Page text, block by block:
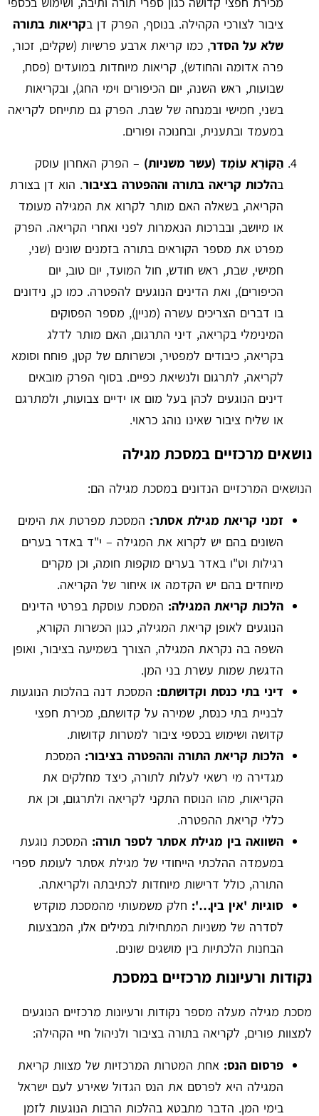
ציבור לצורכי הקהילה. בנוסף, הפרק דן בקריאות בתורה
שלא על הסדר, כמו קריאת ארבע פרשיות (שקלים, זכור,
פרה אדומה והחודש), קריאות מיוחדות במועדים (פסח,
שבועות, ראש השנה, יום הכיפורים וימי החג), ובקריאות
בשני, חמישי ובמנחה של שבת. הפרק גם מתייחס לקריאה
במעמד ובתענית, ובחנוכה ופורים.
הַקּוֹרֵא עוֹמֵד (עשר משניות) – הפרק האחרון עוסק
בהלכות קריאה בתורה וההפטרה בציבור. הוא דן בצורת
הקריאה, בשאלה האם מותר לקרוא את המגילה מעומד
או מיושב, ובברכות הנאמרות לפני ואחרי הקריאה. הפרק
מפרט את מספר הקוראים בתורה בזמנים שונים (שני,
חמישי, שבת, ראש חודש, חול המועד, יום טוב, יום
הכיפורים), ואת הדינים הנוגעים להפטרה. כמו כן, נידונים
בו דברים הצריכים עשרה (מניין), מספר הפסוקים
המינימלי בקריאה, דיני התרגום, האם מותר לדלג
בקריאה, כיבודים למפטיר, וכשרותם של קטן, פוחח וסומא
לקריאה, לתרגום ולנשיאת כפיים. בסוף הפרק מובאים
דינים הנוגעים לכהן בעל מום או ידיים צבועות, ולמתרגם
או שליח ציבור שאינו נוהג כראוי.
נושאים מרכזיים במסכת מגילה
הנושאים המרכזיים הנדונים במסכת מגילה הם:
זמני קריאת מגילת אסתר: המסכת מפרטת את הימים
השונים בהם יש לקרוא את המגילה – י"ד באדר בערים
רגילות וט"ו באדר בערים מוקפות חומה, וכן מקרים
מיוחדים בהם יש הקדמה או איחור של הקריאה.
הלכות קריאת המגילה: המסכת עוסקת בפרטי הדינים
הנוגעים לאופן קריאת המגילה, כגון הכשרות הקורא,
השפה בה נקראת המגילה, הצורך בשמיעה בציבור, ואופן
הדגשת שמות עשרת בני המן.
דיני בתי כנסת וקדושתם: המסכת דנה בהלכות הנוגעות
לבניית בתי כנסת, שמירה על קדושתם, מכירת חפצי
קדושה ושימוש בכספי ציבור למטרות קדושות.
הלכות קריאת התורה וההפטרה בציבור: המסכת
מגדירה מי רשאי לעלות לתורה, כיצד מחלקים את
הקריאות, מהו הנוסח התקני לקריאה ולתרגום, וכן את
כללי קריאת ההפטרה.
השוואה בין מגילת אסתר לספר תורה: המסכת נוגעת
במעמדה ההלכתי הייחודי של מגילת אסתר לעומת ספרי
התורה, כולל דרישות מיוחדות לכתיבתה ולקריאתה.
סוגיות 'אין בין…': חלק משמעותי מהמסכת מוקדש
לסדרה של משניות המתחילות במילים אלו, המבצעות
הבחנות הלכתיות בין מושגים שונים.
נקודות ורעיונות מרכזיים במסכת
מסכת מגילה מעלה מספר נקודות ורעיונות מרכזיים הנוגעים
למצוות פורים, לקריאה בתורה בציבור ולניהול חיי הקהילה:
פרסום הנס: אחת המטרות המרכזיות של מצוות קריאת
המגילה היא לפרסם את הנס הגדול שאירע לעם ישראל
בימי המן. הדבר מתבטא בהלכות הרבות הנוגעות לזמן